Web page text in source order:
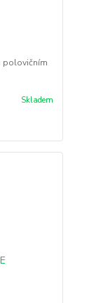
polovičním
Skladem